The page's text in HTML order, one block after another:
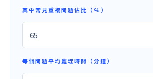
其中常見重複問題佔比（%）
每個問題平均處理時間（分鐘）